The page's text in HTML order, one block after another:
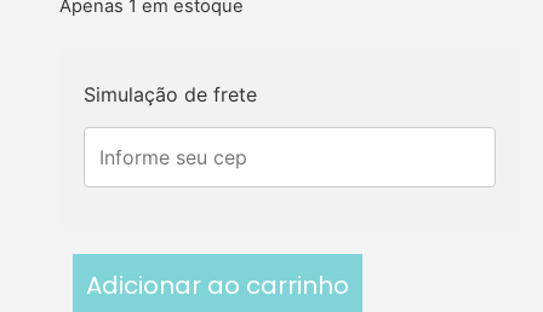
Apenas 1 em estoque
Simulação de frete
Adicionar ao carrinho